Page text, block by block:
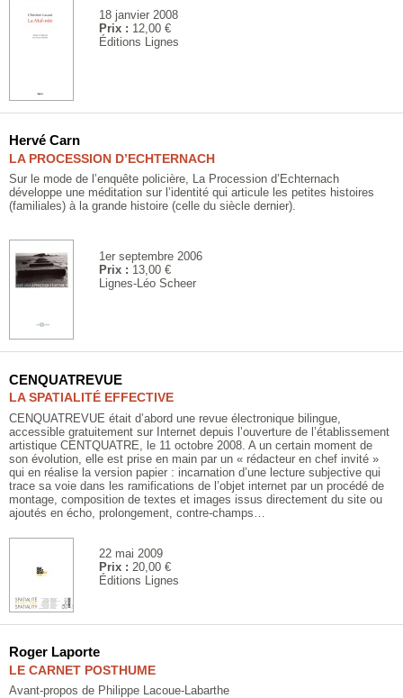
18 janvier 2008
Prix : 12,00 €
Éditions Lignes
1er septembre 2006
Prix : 13,00 €
Lignes-Léo Scheer
Hervé Carn
LA PROCESSION D’ECHTERNACH
Sur le mode de l’enquête policière, La Procession d’Echternach
développe une méditation sur l’identité qui articule les petites histoires
(familiales) à la grande histoire (celle du siècle dernier).
22 mai 2009
Prix : 20,00 €
Éditions Lignes
CENQUATREVUE
LA SPATIALITÉ EFFECTIVE
CENQUATREVUE était d’abord une revue électronique bilingue,
accessible gratuitement sur Internet depuis l’ouverture de l’établissement
artistique CENTQUATRE, le 11 octobre 2008. A un certain moment de
son évolution, elle est prise en main par un « rédacteur en chef invité »
qui en réalise la version papier : incarnation d’une lecture subjective qui
trace sa voie dans les ramifications de l’objet internet par un procédé de
montage, composition de textes et images issus directement du site ou
ajoutés en écho, prolongement, contre-champs…
Roger Laporte
LE CARNET POSTHUME
Avant-propos de Philippe Lacoue-Labarthe